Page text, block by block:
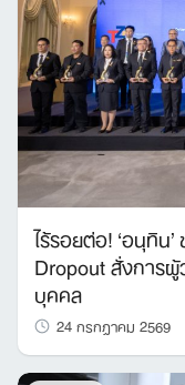
ไร้รอยต่อ! ‘อนุทิน
Dropout สั่งการผู้
บุคคล
24 กรกฎาคม 2569